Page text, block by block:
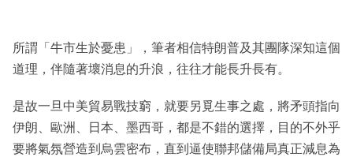
所謂「牛市生於憂患」，筆者相信特朗普及其團隊深知這個
道理，伴隨著壞消息的升浪，往往才能長升長有。
是故一旦中美貿易戰技窮，就要另覓生事之處，將矛頭指向
伊朗、歐洲、日本、墨西哥，都是不錯的選擇，目的不外乎
要將氣氛營造到烏雲密布，直到逼使聯邦儲備局真正減息為